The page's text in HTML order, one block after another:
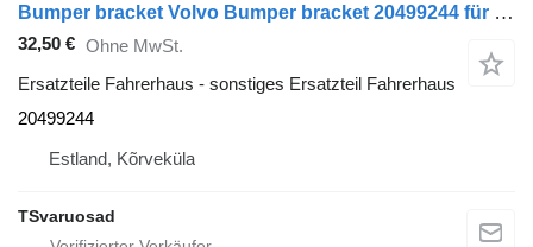
Bumper bracket Volvo Bumper bracket 20499244 für Volvo FM9 Sattelzugmaschine
32,50 € Ohne MwSt.
Ersatzteile Fahrerhaus - sonstiges Ersatzteil Fahrerhaus
20499244
Estland, Kõrveküla
TSvaruosad